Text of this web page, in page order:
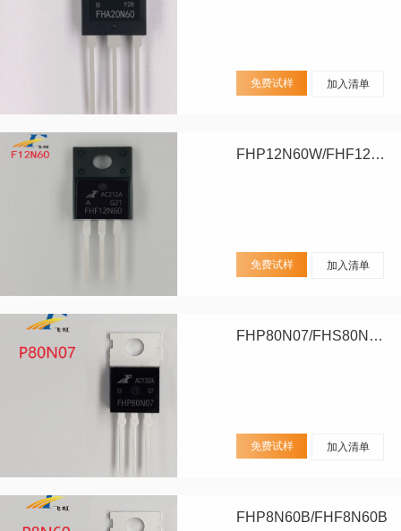
免费试样 加入清单
FHP12N60W/FHF12N60W
免费试样 加入清单
FHP80N07/FHS80N07/FHD80N07
免费试样 加入清单
FHP8N60B/FHF8N60B